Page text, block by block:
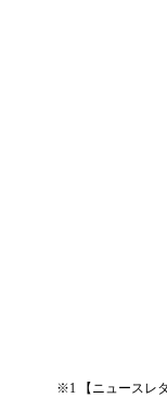
※1 【ニュースレ